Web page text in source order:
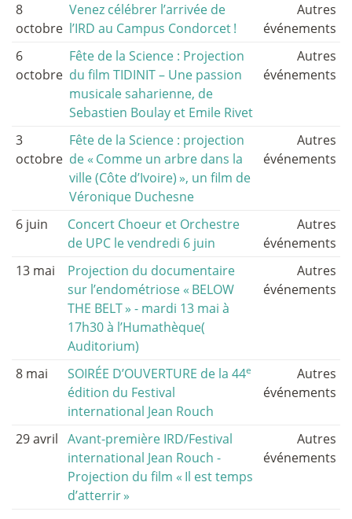
8
octobre
Venez célébrer l’arrivée de
l’IRD au Campus Condorcet!
Autres
événements
6
octobre
Fête de la Science : Projection
du film TIDINIT – Une passion
musicale saharienne, de
Sebastien Boulay et Emile Rivet
Autres
événements
3
octobre
Fête de la Science : projection
de « Comme un arbre dans la
ville (Côte d’Ivoire) », un film de
Véronique Duchesne
Autres
événements
6 juin
Concert Choeur et Orchestre
de UPC le vendredi 6 juin
Autres
événements
13 mai
Projection du documentaire
sur l’endométriose « BELOW
THE BELT» - mardi 13 mai à
17h30 à l’Humathèque(
Auditorium)
Autres
événements
8 mai SOIRÉE D’OUVERTURE de la 44e
édition du Festival
international Jean Rouch
Autres
événements
29 avril Avant-première IRD/Festival
international Jean Rouch -
Projection du film « Il est temps
d’atterrir»
Autres
événements